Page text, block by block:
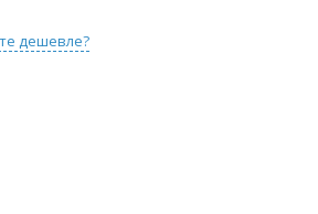
дешевле?